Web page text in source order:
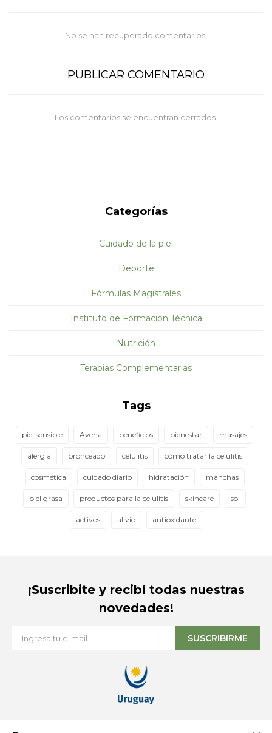
No se han recuperado comentarios.
PUBLICAR COMENTARIO
Los comentarios se encuentran cerrados.
Categorías
Cuidado de la piel
Deporte
Fórmulas Magistrales
Instituto de Formación Técnica
Nutrición
Terapias Complementarias
Tags
piel sensible Avena beneficios bienestar masajes
alergia bronceado celulitis cómo tratar la celulitis
cosmética cuidado diario hidratación manchas
piel grasa productos para la celulitis skincare sol
activos alivio antioxidante
¡Suscribite y recibí todas nuestras
novedades!
SUSCRIBIRME